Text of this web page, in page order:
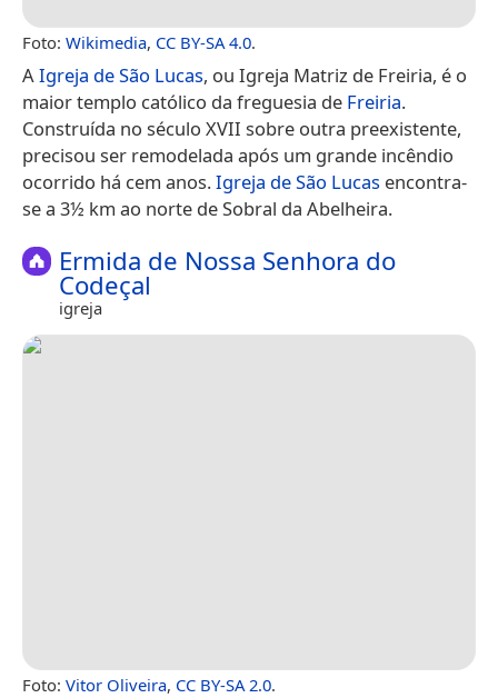
Foto: Wikimedia, CC BY-SA 4.0.
AIgreja de São Lucas, ou Igreja Matriz de Freiria, é o
maior templo católico da freguesia de Freiria.
Construída no século XVII sobre outra preexistente,
precisou ser remodelada após um grande incêndio
ocorrido há cem anos.Igreja de São Lucas encontra-
se a 3½ km ao norte de Sobral da Abelheira.
Ermida de Nossa Senhora do
Codeçal
igreja
Foto: Vitor Oliveira, CC BY-SA 2.0.